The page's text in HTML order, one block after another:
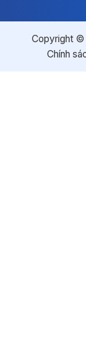
Copyright ©
Chính